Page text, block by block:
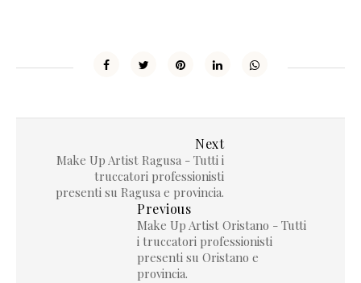
Next
Make Up Artist Ragusa - Tutti i
truccatori professionisti
presenti su Ragusa e provincia.
Previous
Make Up Artist Oristano - Tutti
i truccatori professionisti
presenti su Oristano e
provincia.